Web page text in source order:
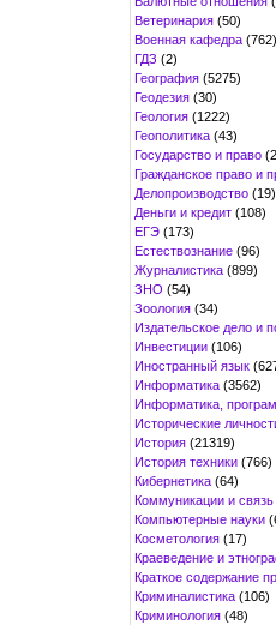
Ветеринария (50)
Военная кафедра (762)
ГДЗ (2)
География (5275)
Геодезия (30)
Геология (1222)
Геополитика (43)
Государство и право
Гражданское право и
Делопроизводство (19)
Деньги и кредит (108)
ЕГЭ (173)
Естествознание (96)
Журналистика (899)
ЗНО (54)
Зоология (34)
Издательское дело и
Инвестиции (106)
Иностранный язык
Информатика (3562)
Информатика,
Исторические
История (21319)
История техники (766)
Кибернетика (64)
Коммуникации и связь
Компьютерные науки
Косметология (17)
Краеведение и
Краткое содержание
Криминалистика (106)
Криминология (48)